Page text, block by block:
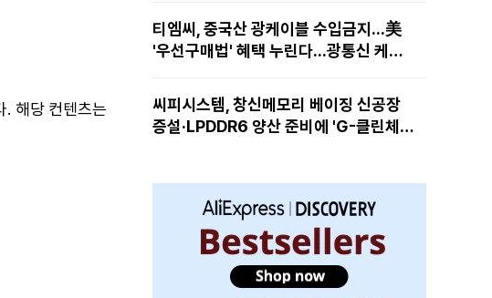
. 해당 컨텐츠는
티엠씨, 중국산 광케이블 수입금지...美
'우선구매법' 혜택 누린다...광통신 케이
씨피시스템, 창신메모리 베이징 신공장
증설·LPDDR6 양산 준비에 'G-클린체